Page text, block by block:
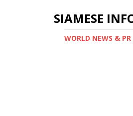
SIAMESE
WORLD NEWS &